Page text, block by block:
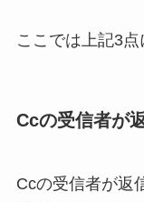
ここでは上記3点
Ccの受信者が
Ccの受信者が返